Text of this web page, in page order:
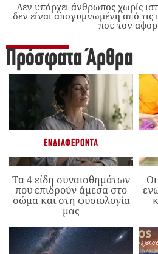
Δεν υπάρχει άνθρωπος χωρίς
δεν είναι απογυμνωμένη από
που τον
Πρόσφατα Άρθρα
ΕΝΔΙΑΦΈΡΟΝΤΑ
Τα 4 είδη συναισθημάτων
που επιδρούν άμεσα στο
σώμα και στη φυσιολογία
μας